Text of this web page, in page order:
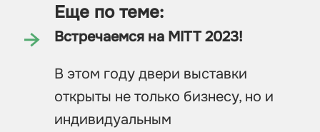
Еще по теме:
Встречаемся на MITT 2023!
В этом году двери выставки
открыты не только бизнесу, но и
индивидуальным